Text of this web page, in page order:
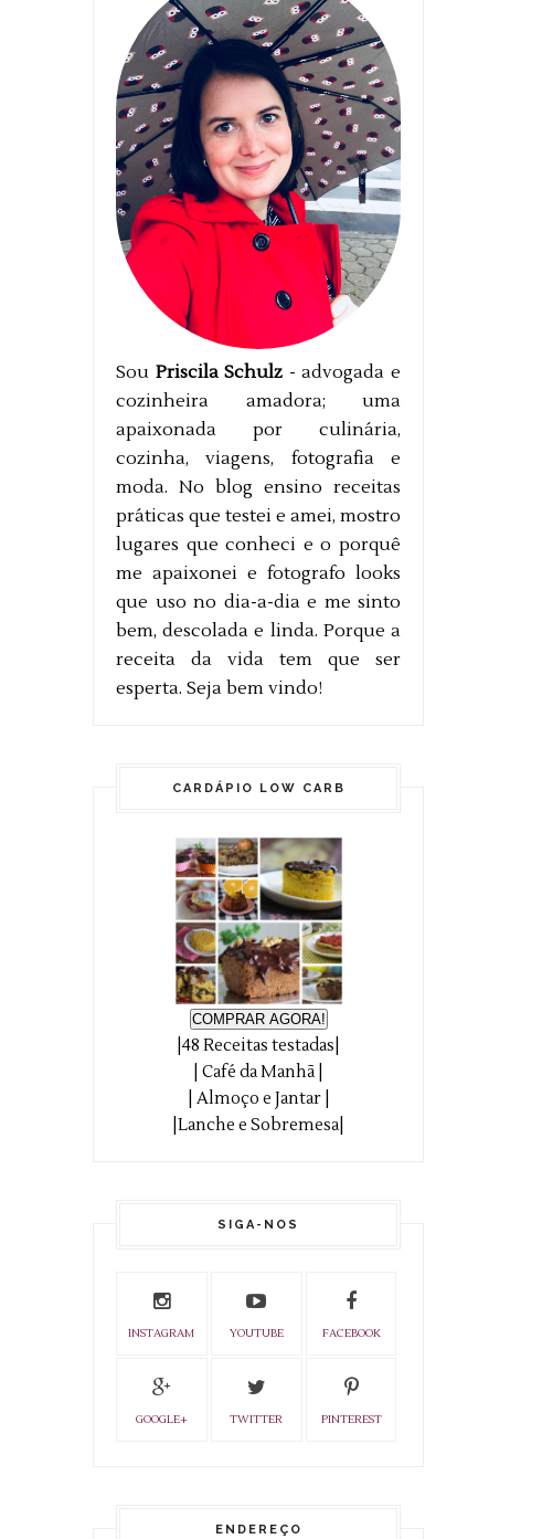
Sou Priscila Schulz - advogada e
cozinheira amadora; uma
apaixonada por culinária,
cozinha, viagens, fotografia e
moda. No blog ensino receitas
práticas que testei e amei, mostro
lugares que conheci e o porquê
me apaixonei e fotografo looks
que uso no dia-a-dia e me sinto
bem, descolada e linda. Porque a
receita da vida tem que ser
esperta. Seja bem vindo!
CARDÁPIO LOW CARB
COMPRAR AGORA!
|48 Receitas testadas|
| Café da Manhã |
| Almoço e Jantar |
|Lanche e Sobremesa|
SIGA-NOS
INSTAGRAM YOUTUBE FACEBOOK
GOOGLE+ TWITTER PINTEREST
ENDEREÇO